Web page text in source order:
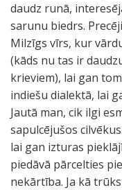
daudz runā,
sarunu biedrs.
Milzīgs vīrs, kur
(kāds nu tas ir
krieviem), lai gan
indiešu dialektā, lai
Jautā man, cik ilgi
sapulcējušos
lai gan izturas
piedāvā pārcelties
nekārtība. Ja kā